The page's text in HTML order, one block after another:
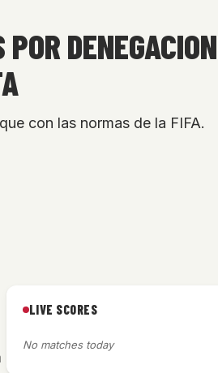
con las normas de la FIFA.
LIVE SCORES
No matches today